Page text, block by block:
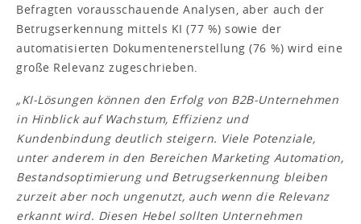
Befragten vorausschauende Analysen, aber auch der
Betrugserkennung mittels KI (77 %) sowie der
automatisierten Dokumentenerstellung (76 %) wird eine
große Relevanz zugeschrieben.
„KI-Lösungen können den Erfolg von B2B-Unternehmen
in Hinblick auf Wachstum, Effizienz und
Kundenbindung deutlich steigern. Viele Potenziale,
unter anderem in den Bereichen Marketing Automation,
Bestandsoptimierung und Betrugserkennung bleiben
zurzeit aber noch ungenutzt, auch wenn die Relevanz
erkannt wird. Diesen Hebel sollten Unternehmen